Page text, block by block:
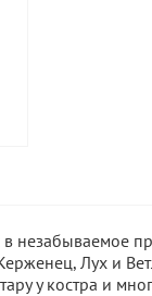
незабываемое
Лух и
у костра и